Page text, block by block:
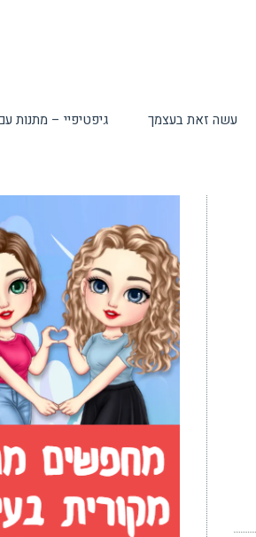
עשה זאת בעצמך גיפטיפיי – מתנות